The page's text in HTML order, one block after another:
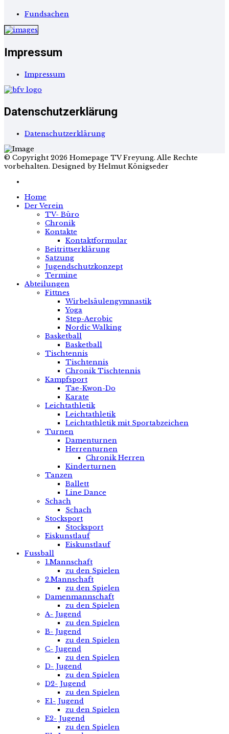
Fundsachen
Impressum
Impressum
Datenschutzerklärung
Datenschutzerklärung
© Copyright 2026 Homepage TV Freyung. Alle Rechte
vorbehalten. Designed by Helmut Königseder
Home
Der Verein
TV- Büro
Chronik
Kontakte
Kontaktformular
Beitrittserklärung
Satzung
Jugendschutzkonzept
Termine
Abteilungen
Fittnes
Wirbelsäulengymnastik
Yoga
Step-Aerobic
Nordic Walking
Basketball
Basketball
Tischtennis
Tischtennis
Chronik Tischtennis
Kampfsport
Tae-Kwon-Do
Karate
Leichtathletik
Leichtathletik
Leichtathletik mit Sportabzeichen
Turnen
Damenturnen
Herrenturnen
Chronik Herren
Kinderturnen
Tanzen
Ballett
Line Dance
Schach
Schach
Stocksport
Stocksport
Eiskunstlauf
Eiskunstlauf
Fussball
1.Mannschaft
zu den Spielen
2.Mannschaft
zu den Spielen
Damenmannschaft
zu den Spielen
A- Jugend
zu den Spielen
B- Jugend
zu den Spielen
C- Jugend
zu den Spielen
D- Jugend
zu den Spielen
D2- Jugend
zu den Spielen
E1- Jugend
zu den Spielen
E2- Jugend
zu den Spielen